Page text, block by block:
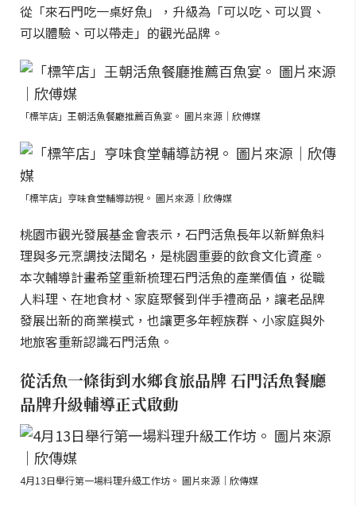
從「來石門吃一桌好魚」，升級為「可以吃、可以買、
可以體驗、可以帶走」的觀光品牌。
「標竿店」王朝活魚餐廳推薦百魚宴。 圖片來源｜欣傅媒
「標竿店」亨味食堂輔導訪視。 圖片來源｜欣傳媒
桃園市觀光發展基金會表示，石門活魚長年以新鮮魚料
理與多元烹調技法聞名，是桃園重要的飲食文化資產。
本次輔導計畫希望重新梳理石門活魚的產業價值，從職
人料理、在地食材、家庭聚餐到伴手禮商品，讓老品牌
發展出新的商業模式，也讓更多年輕族群、小家庭與外
地旅客重新認識石門活魚。
從活魚一條街到水鄉食旅品牌 石門活魚餐廳
品牌升級輔導正式啟動
4月13日舉行第一場料理升級工作坊。 圖片來源｜欣傳媒